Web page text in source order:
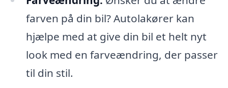
farven på din bil? Autolakører kan
hjælpe med at give din bil et helt nyt
look med en farveændring, der passer
til din stil.